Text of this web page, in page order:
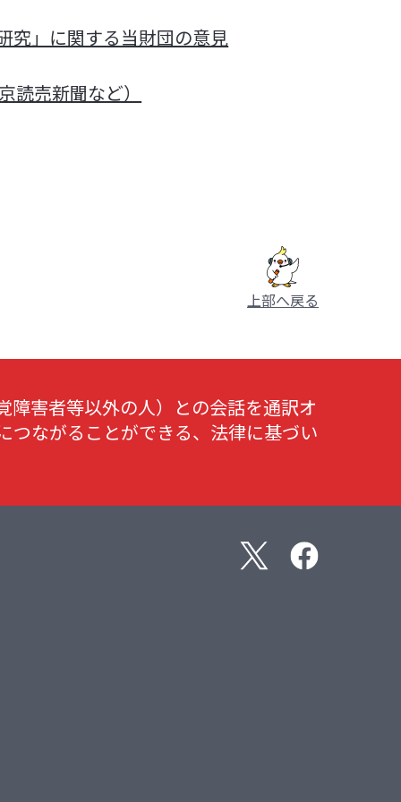
究」に関する当財団の意見
読売新聞など）
上部へ戻る
障害者等以外の人）との会話を通訳オ
つながることができる、法律に基づい
X Facebook